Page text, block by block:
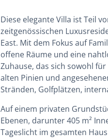
Diese elegante Villa ist Teil
zeitgenössischen
East. Mit dem Fokus auf
offene Räume und eine
Zuhause, das sich sowohl
alten Pinien und
Stränden, Golfplätzen,
Auf einem privaten
Ebenen, darunter 405 m²
Tageslicht im gesamten